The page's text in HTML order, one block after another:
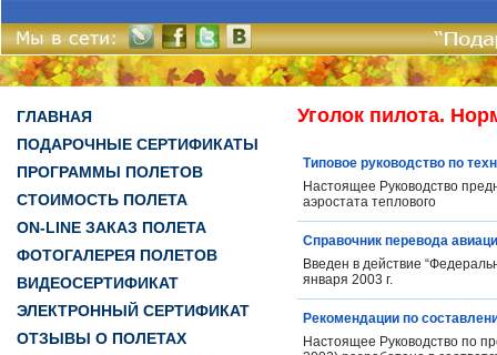
ГЛАВНАЯ
ПОДАРОЧНЫЕ СЕРТИФИКАТЫ
ПРОГРАММЫ ПОЛЕТОВ
СТОИМОСТЬ ПОЛЕТА
ON-LINE ЗАКАЗ ПОЛЕТА
ФОТОГАЛЕРЕЯ ПОЛЕТОВ
ВИДЕОСЕРТИФИКАТ
ЭЛЕКТРОННЫЙ СЕРТИФИКАТ
ОТЗЫВЫ О ПОЛЕТАХ
Уголок пилота.
Типовое руководство по
Настоящее Руководство
аэростата теплового
Справочник перевода
Введен в действие
января 2003 г.
Рекомендации по
Настоящее Руководство по